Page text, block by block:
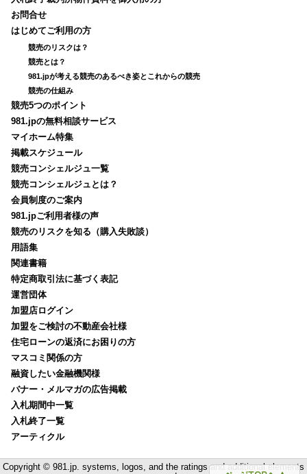
お問合せ
はじめてご利用の方
競売のリスクは？
競売とは？
981.jpが考える競売のあるべき姿とこれからの競売
競売の仕組み
競売5つのポイント
981.jpの無料相談サービス
マイホーム特集
掲載スケジュール
競売コンシェルジュ一覧
競売コンシェルジュとは？
会員制度のご案内
981.jpご利用者様の声
競売のリスクを知る（購入失敗談）
用語集
関連書籍
特定商取引法に基づく表記
運営団体
加盟店ログイン
加盟をご検討の不動産会社様
住宅ローンの返済にお困りの方
マスコミ関係の方
融資したい金融機関様
バナー・メルマガの広告掲載
入札期間中一覧
入札終了一覧
アーティクル
Copyright © 981.jp. systems, logos, and the ratings and additional elements